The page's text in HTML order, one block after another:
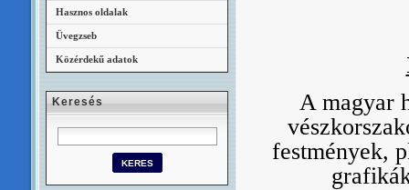
A magyar
festmények,
Hasznos oldalak
Üvegzseb
Közérdekű adatok
Keresés